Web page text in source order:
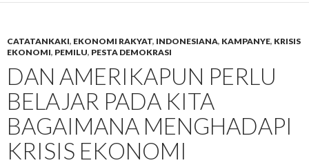
CATATANKAKI, EKONOMI RAKYAT, INDONESIANA, KAMPANYE, KRISIS
EKONOMI, PEMILU, PESTA DEMOKRASI
DAN AMERIKAPUN PERLU
BELAJAR PADA KITA
BAGAIMANA MENGHADAPI
KRISIS EKONOMI